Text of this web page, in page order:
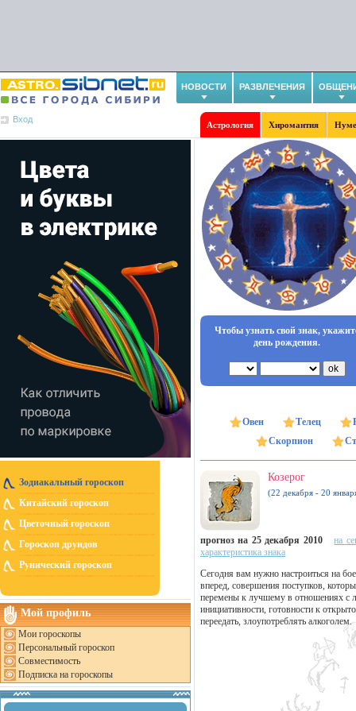
НОВОСТИ РАЗВЛЕЧЕНИЯ
Вход
Астрология Хиромантия
Зодиакальный гороскоп
Китайский гороскоп
Цветочный гороскоп
Гороскоп друидов
Рунический гороскоп
Мой профиль
Мои гороскопы
Персональный гороскоп
Совместимость
Подписка на гороскопы
Чтобы узнать свой знак,
день рождения.
Овен Телец
Скорпион
Козерог
(22 декабря - 20
прогноз на 25 декабря 2010
на
характеристика знака
Сегодня вам нужно настроиться на
вперед, совершения поступков,
перемены к лучшему в отношениях с
инициативности, готовности к
переедать, злоупотреблять алкоголем.